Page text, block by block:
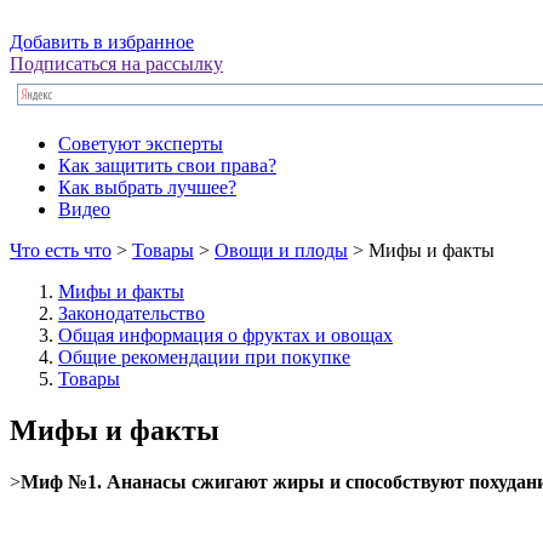
Добавить в избранное
Подписаться на рассылку
Советуют эксперты
Как защитить свои права?
Как выбрать лучшее?
Видео
Что есть что > Товары > Овощи и плоды > Мифы и факты
Мифы и факты
Законодательство
Общая информация о фруктах и овощах
Общие рекомендации при покупке
Товары
Мифы и факты
>Миф №1. Ананасы сжигают жиры и способствуют